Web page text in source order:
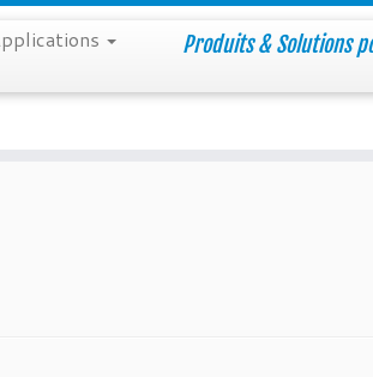
Produits & Solutions